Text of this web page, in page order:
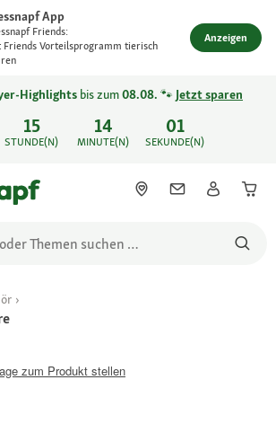
App
Friends:
Friends Vorteilsprogramm tierisch
Anzeigen
15
STUNDE(N)
14
MINUTE(N)
01
SEKUNDE(N)
Highlights bis zum08.08. 🐾 Jetzt sparen
zum Produkt stellen